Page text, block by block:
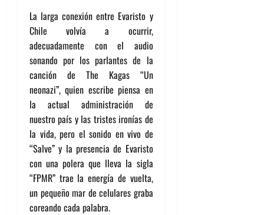
La larga conexión entre Evaristo y
Chile volvía a ocurrir,
adecuadamente con el audio
sonando por los parlantes de la
canción de The Kagas “Un
neonazi”, quien escribe piensa en
la actual administración de
nuestro país y las tristes ironías de
la vida, pero el sonido en vivo de
“Salve” y la presencia de Evaristo
con una polera que lleva la sigla
“FPMR” trae la energía de vuelta,
un pequeño mar de celulares graba
coreando cada palabra.